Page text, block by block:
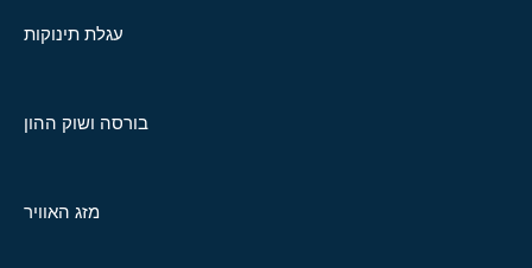
עגלת תינוקות
בורסה ושוק ההון
מזג האוויר